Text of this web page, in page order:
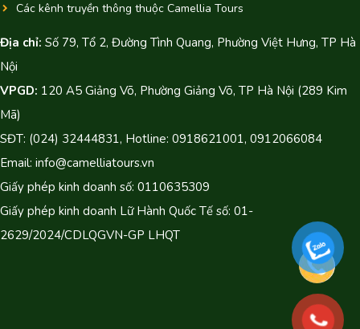
Các kênh truyền thông thuộc Camellia Tours
Địa chỉ: Số 79, Tổ 2, Đường Tình Quang, Phường Việt Hưng, TP Hà
Nội
VPGD: 120 A5 Giảng Võ, Phường Giảng Võ, TP Hà Nội (289 Kim
Mã)
SĐT: (024) 32444831, Hotline: 0918621001, 0912066084
Email: info@camelliatours.vn
Giấy phép kinh doanh số: 0110635309
Giấy phép kinh doanh Lữ Hành Quốc Tế số: 01-
2629/2024/CDLQGVN-GP LHQT